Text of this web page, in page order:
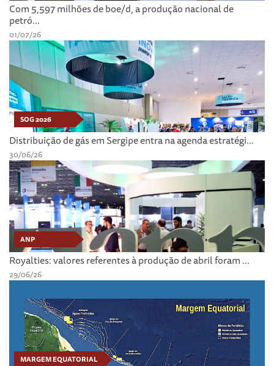
Com 5,597 milhões de boe/d, a produção nacional de
petró...
01/07/26
SOG 2026
Distribuição de gás em Sergipe entra na agenda estratégi...
30/06/26
ANP
Royalties: valores referentes à produção de abril foram ...
29/06/26
MARGEM EQUATORIAL